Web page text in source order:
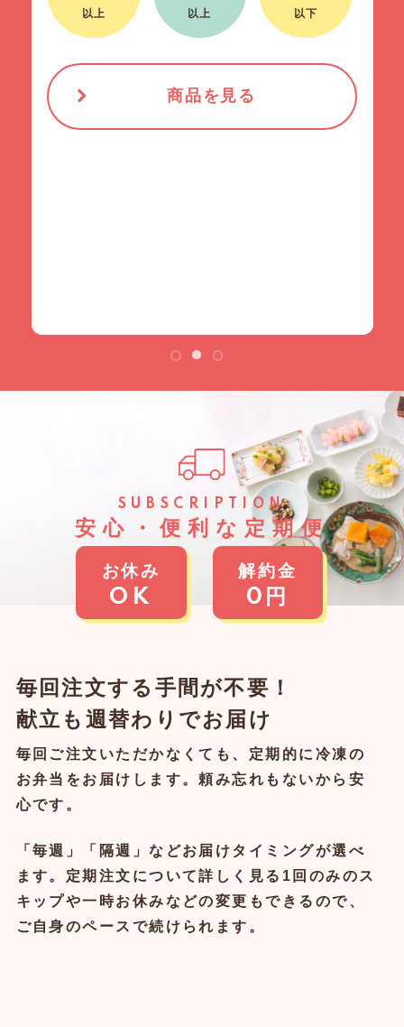
260kcal 2.8g 20g
SUBSCRIPTION
安⼼・便利な定期便
毎回注⽂する⼿間が不要！
献⽴も週替わりでお届け
毎回ご注文いただかなくても、定期的に冷凍の
お弁当をお届けします。頼み忘れもないから安
心です。
「毎週」「隔週」などお届けタイミングが選べ
ます。定期注文について詳しく見る1回のみのス
キップや一時お休みなどの変更もできるので、
ご自身のペースで続けられます。
お休み
OK
解約金
0円